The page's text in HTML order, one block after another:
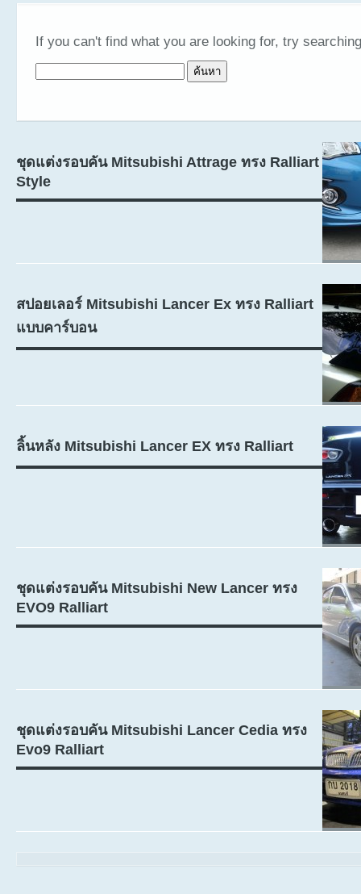
If you can't find what you are looking for, try
ชุดแต่งรอบคัน Mitsubishi Attrage ทรง Ralliart
Style
สปอยเลอร์ Mitsubishi Lancer Ex ทรง Ralliart
แบบคาร์บอน
ลิ้นหลัง Mitsubishi Lancer EX ทรง Ralliart
ชุดแต่งรอบคัน Mitsubishi New Lancer ทรง
EVO9 Ralliart
ชุดแต่งรอบคัน Mitsubishi Lancer Cedia ทรง
Evo9 Ralliart